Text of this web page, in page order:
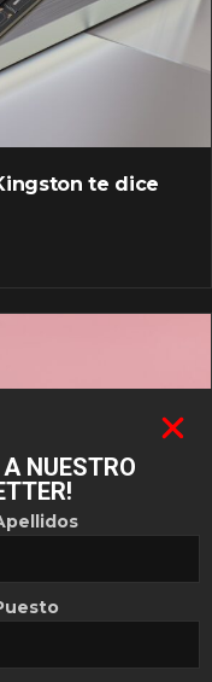
te dice
NUESTRO